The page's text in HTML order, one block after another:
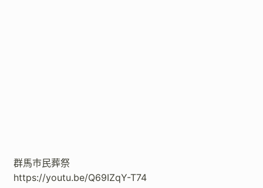
群馬市民葬祭
https://youtu.be/Q69IZqY-T74